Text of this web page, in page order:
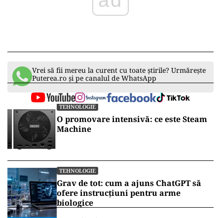
Vrei să fii mereu la curent cu toate știrile? Urmărește
Puterea.ro și pe canalul de WhatsApp
TEHNOLOGIE
O promovare intensivă: ce este Steam
Machine
TEHNOLOGIE
Grav de tot: cum a ajuns ChatGPT să
ofere instrucțiuni pentru arme
biologice